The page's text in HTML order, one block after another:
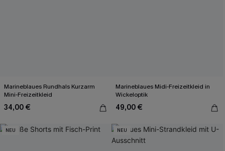
Marineblaues Rundhals Kurzarm
Mini-Freizeitkleid
34,00 €
Marineblaues Midi-Freizeitkleid in
Wickeloptik
49,00 €
NEU NEU